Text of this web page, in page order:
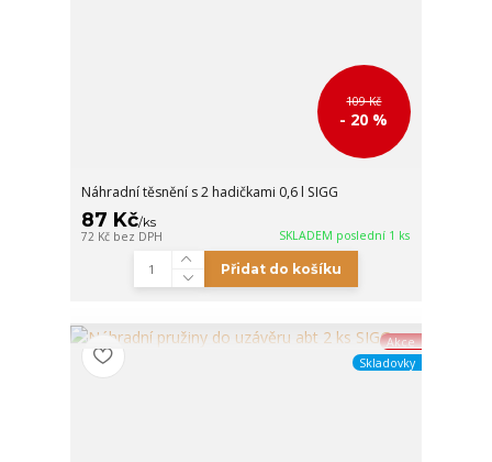
109 Kč
- 20 %
Náhradní těsnění s 2 hadičkami 0,6 l SIGG
87 Kč/ks
72 Kč bez DPH SKLADEM poslední 1 ks
Přidat do košíku
Akce
Skladovky